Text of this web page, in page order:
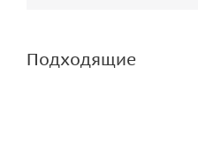
Подходящие